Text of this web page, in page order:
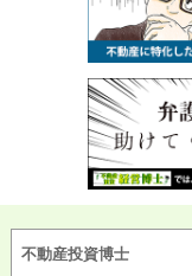
不動産投資博士